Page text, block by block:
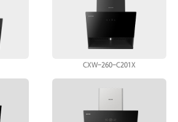
CXW-260-C201X